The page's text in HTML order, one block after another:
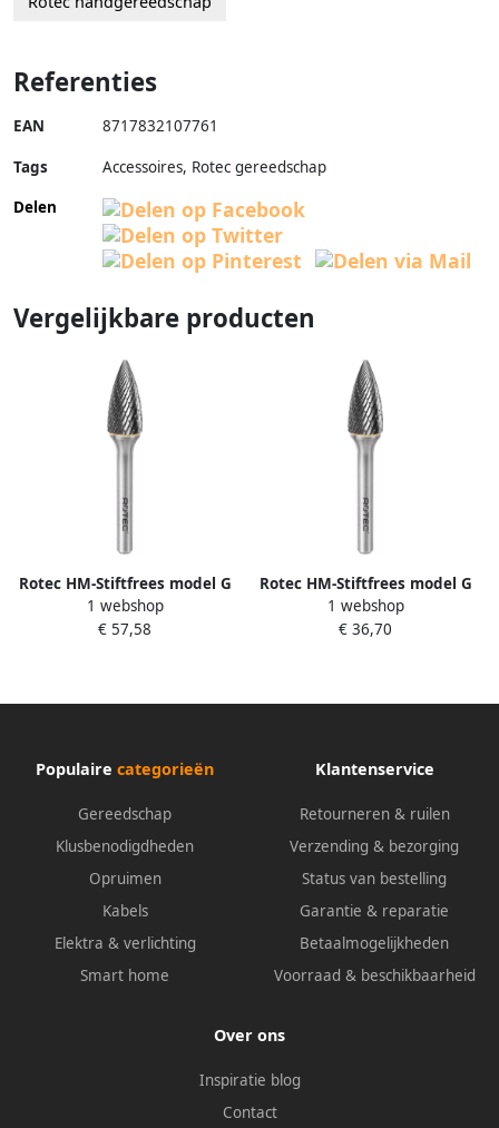
Referenties
EAN 8717832107761
Tags
Accessoires, Rotec gereedschap
Delen
Vergelijkbare producten
Rotec HM-Stiftfrees model G
Z1 ALU-vertand ø12
7x25x70xø6mm 4361302
1 webshop
€ 57,58
Rotec HM-Stiftfrees model G
Z9 INOX-vertand
ø8x19x64xø6mm 4360809
1 webshop
€ 36,70
Populaire categorieën
Gereedschap
Klusbenodigdheden
Opruimen
Kabels
Elektra & verlichting
Smart home
Klantenservice
Retourneren & ruilen
Verzending & bezorging
Status van bestelling
Garantie & reparatie
Betaalmogelijkheden
Voorraad & beschikbaarheid
Over ons
Inspiratie blog
Contact